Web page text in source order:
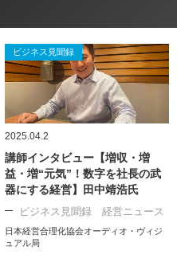
ビジネス見聞録
2025.04.2
講師インタビュー【増収・増
益・増“元気”！数字を社長の武
器にする経営】田中靖浩氏
ビジネス見聞録 経営ニュース
日本経営合理化協会オーディオ・ヴィジ
ュアル局